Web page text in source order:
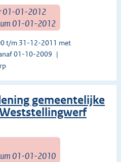
01-01-2012
01-01-2012
t/m 31-12-2011 met
01-10-2009
gemeentelijke
01-01-2010